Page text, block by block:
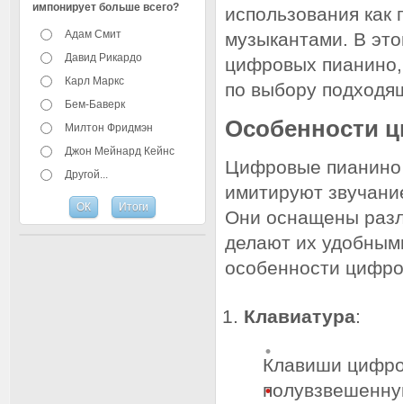
импонирует больше всего?
Адам Смит
Давид Рикардо
Карл Маркс
Бем-Баверк
Милтон Фридмэн
Джон Мейнард Кейнс
Другой...
использования
музыкантами. В
цифровых
по выбору
Особенности
Цифровые пианино
имитируют
Они оснащены
делают их
особенности
Клавиатура:
Клавиши